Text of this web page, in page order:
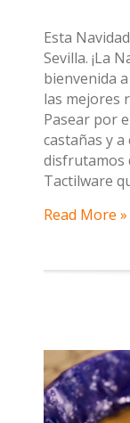
Esta
Sevilla. ¡La
bienvenida
las mejores
Pasear por
castañas y
disfrutamos
Tactilware
Read More »